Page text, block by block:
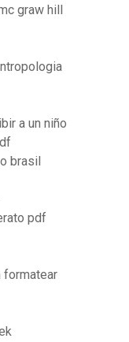
graw hill
a un niño
brasil
pdf
formatear